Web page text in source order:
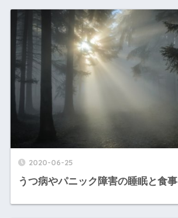
2020-06-25
うつ病やパニック障害の睡眠と食事